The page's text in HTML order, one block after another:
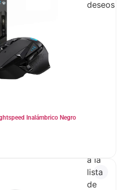
Inalámbrico Negro
deseos
a la
lista
de